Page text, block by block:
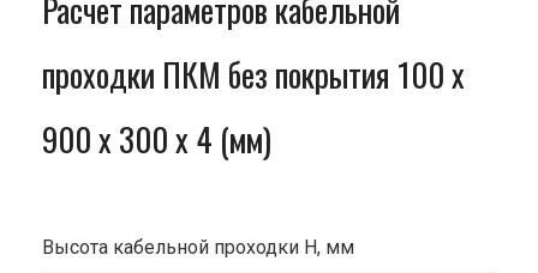
Расчет параметров кабельной
проходки ПКМ без покрытия 100 x
900 x 300 x 4 (мм)
Высота кабельной проходки H, мм